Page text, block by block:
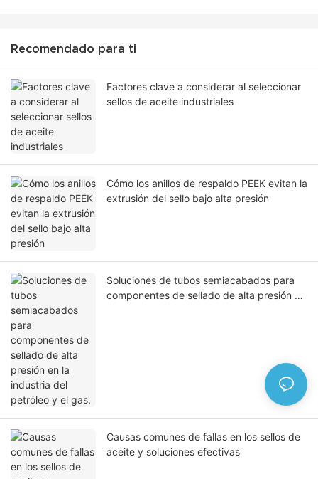
Recomendado para ti
Factores clave a considerar al seleccionar
sellos de aceite industriales
Cómo los anillos de respaldo PEEK evitan la
extrusión del sello bajo alta presión
Soluciones de tubos semiacabados para
componentes de sellado de alta presión en
Causas comunes de fallas en los sellos de
aceite y soluciones efectivas